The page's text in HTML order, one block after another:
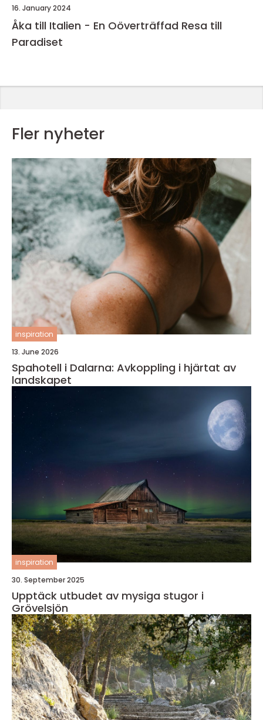
16. January 2024
Åka till Italien - En Oöverträffad Resa till
Paradiset
Fler nyheter
inspiration
13. June 2026
Spahotell i Dalarna: Avkoppling i hjärtat av
landskapet
inspiration
30. September 2025
Upptäck utbudet av mysiga stugor i
Grövelsjön